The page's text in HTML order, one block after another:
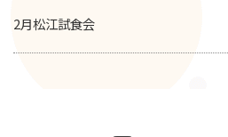
2月松江試食会